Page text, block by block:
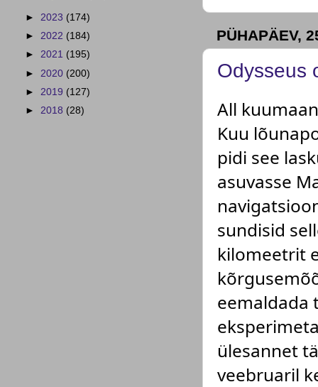
PÜHAPÄEV,
Odysseus
All
Kuu
pidi see
asuvasse
sundisid
kilomeetrit
eemaldada
ülesannet
veebruaril
► 2023 (174)
► 2022 (184)
► 2021 (195)
► 2020 (200)
► 2019 (127)
► 2018 (28)